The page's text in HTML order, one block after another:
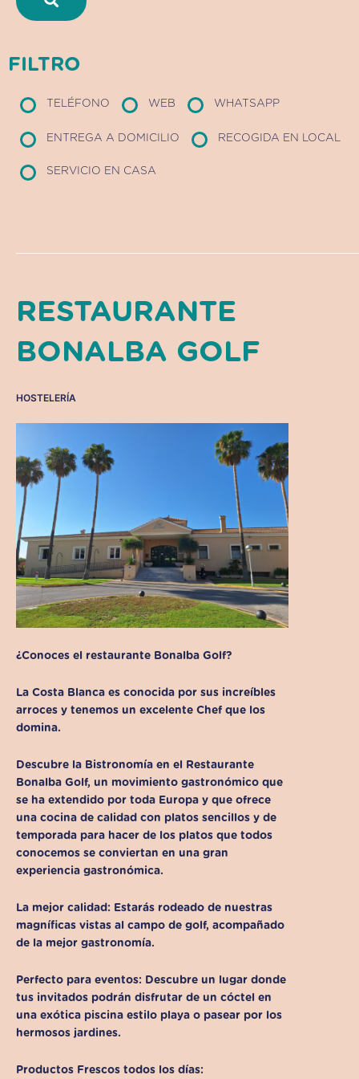
FILTRO
TELÉFONO WEB WHATSAPP
ENTREGA A DOMICILIO RECOGIDA EN LOCAL
SERVICIO EN CASA
RESTAURANTE
BONALBA GOLF
HOSTELERÍA
¿Conoces el restaurante Bonalba Golf?
La Costa Blanca es conocida por sus increíbles
arroces y tenemos un excelente Chef que los
domina.
Descubre la Bistronomía en el Restaurante
Bonalba Golf, un movimiento gastronómico que
se ha extendido por toda Europa y que ofrece
una cocina de calidad con platos sencillos y de
temporada para hacer de los platos que todos
conocemos se conviertan en una gran
experiencia gastronómica.
La mejor calidad: Estarás rodeado de nuestras
magníficas vistas al campo de golf, acompañado
de la mejor gastronomía.
Perfecto para eventos: Descubre un lugar donde
tus invitados podrán disfrutar de un cóctel en
una exótica piscina estilo playa o pasear por los
hermosos jardines.
Productos Frescos todos los días: